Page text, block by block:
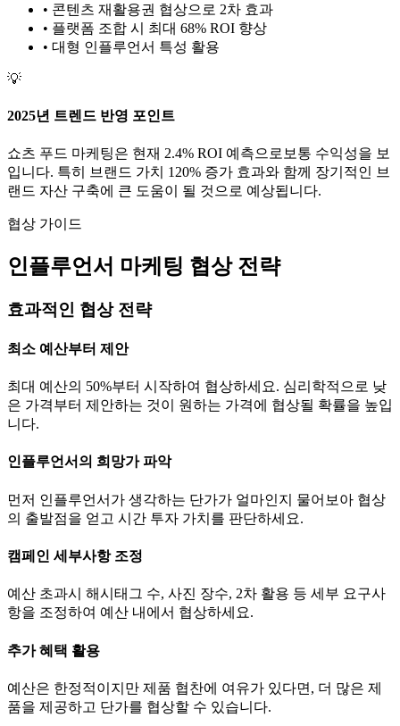
• 콘텐츠 재활용권 협상으로 2차 효과
• 플랫폼 조합 시 최대 68% ROI 향상
• 대형 인플루언서 특성 활용
💡
2025년 트렌드 반영 포인트
쇼츠 푸드 마케팅은 현재 2.4% ROI 예측으로 보통 수익성을 보
입니다. 특히 브랜드 가치
120% 증가 효과와 함께 장기적인 브
랜드 자산 구축에 큰 도움이 될 것으로 예상됩니다.
협상 가이드
인플루언서 마케팅 협상 전략
효과적인 협상 전략
최소 예산부터 제안
최대 예산의 50%부터 시작하여 협상하세요. 심리학적으로 낮
은 가격부터 제안하는 것이 원하는 가격에 협상될 확률을 높입
니다.
인플루언서의 희망가 파악
먼저 인플루언서가 생각하는 단가가 얼마인지 물어보아 협상
의 출발점을 얻고 시간 투자 가치를 판단하세요.
캠페인 세부사항 조정
예산 초과시 해시태그 수, 사진 장수, 2차 활용 등 세부 요구사
항을 조정하여 예산 내에서 협상하세요.
추가 혜택 활용
예산은 한정적이지만 제품 협찬에 여유가 있다면, 더 많은 제
품을 제공하고 단가를 협상할 수 있습니다.